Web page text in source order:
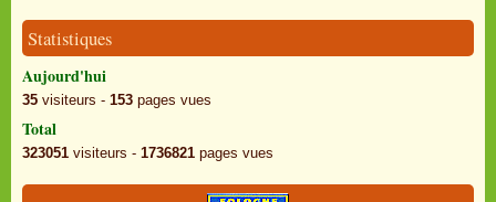
Statistiques
Aujourd'hui
35 visiteurs - 153 pages vues
Total
323051 visiteurs - 1736821 pages vues